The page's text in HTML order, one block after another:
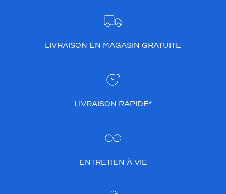
LIVRAISON EN MAGASIN GRATUITE
LIVRAISON RAPIDE*
ENTRETIEN À VIE